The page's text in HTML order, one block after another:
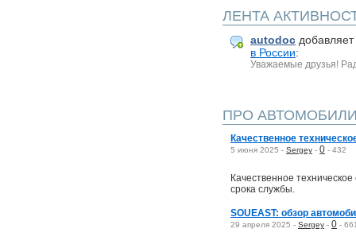
ЛЕНТА
autodoc добавляет
в России:
Уважаемые друзья!
ПРО
Качественное
5 июня 2025 - Sergey - 0 - 432
Качественное
срока службы.
SOUEAST: oбзор
29 апреля 2025 - Sergey - 0 -